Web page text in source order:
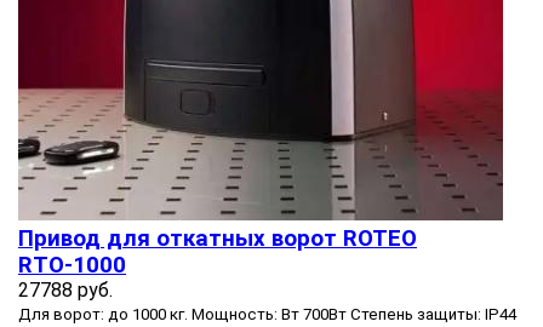
Привод для откатных ворот ROTEO
RTО-1000
27788 руб.
Для ворот: до 1000 кг. Мощность: Вт 700Вт Степень защиты: IP44